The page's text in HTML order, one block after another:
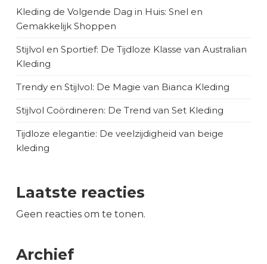
Kleding de Volgende Dag in Huis: Snel en
Gemakkelijk Shoppen
Stijlvol en Sportief: De Tijdloze Klasse van Australian
Kleding
Trendy en Stijlvol: De Magie van Bianca Kleding
Stijlvol Coördineren: De Trend van Set Kleding
Tijdloze elegantie: De veelzijdigheid van beige
kleding
Laatste reacties
Geen reacties om te tonen.
Archief